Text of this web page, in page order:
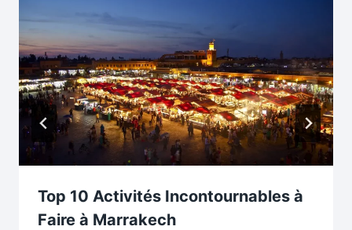
Top 10 Activités Incontournables à
Faire à Marrakech